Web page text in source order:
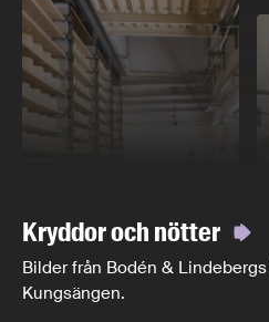
Kryddor och nötter
Bilder från Bodén &
Kungsängen.